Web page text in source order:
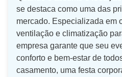
se destaca como uma das
mercado. Especializada em
ventilação e climatização
empresa garante que seu
conforto e bem-estar de
casamento, uma festa